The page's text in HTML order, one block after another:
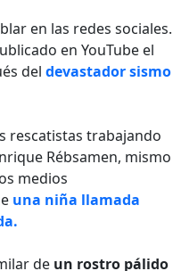
en las redes sociales.
en YouTube el
del devastador sismo
rescatistas trabajando
Rébsamen, mismo
medios
una niña llamada
de un rostro pálido